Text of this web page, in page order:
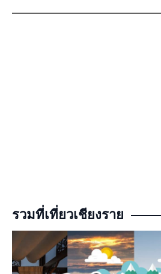
รวมที่เที่ยวเชียงราย